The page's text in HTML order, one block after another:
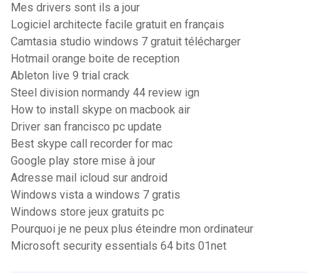
Mes drivers sont ils a jour
Logiciel architecte facile gratuit en français
Camtasia studio windows 7 gratuit télécharger
Hotmail orange boite de reception
Ableton live 9 trial crack
Steel division normandy 44 review ign
How to install skype on macbook air
Driver san francisco pc update
Best skype call recorder for mac
Google play store mise à jour
Adresse mail icloud sur android
Windows vista a windows 7 gratis
Windows store jeux gratuits pc
Pourquoi je ne peux plus éteindre mon ordinateur
Microsoft security essentials 64 bits 01net